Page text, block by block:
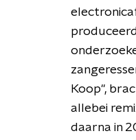
Koop",
allebei
daarna in